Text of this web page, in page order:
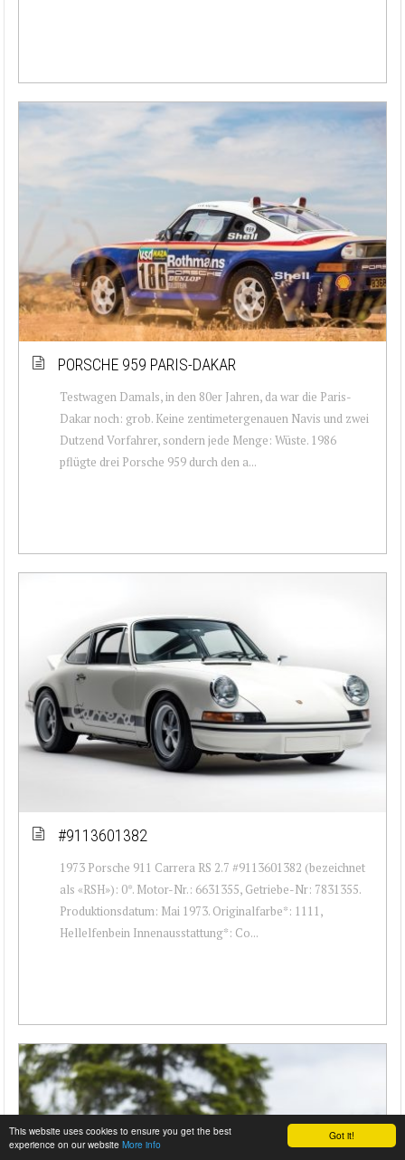
Got it!
This website uses cookies to ensure you get the best
experience on our website More info
PORSCHE 959 PARIS-DAKAR
Testwagen Damals, in den 80er Jahren, da war die Paris-
Dakar noch: grob. Keine zentimetergenauen Navis und zwei
Dutzend Vorfahrer, sondern jede Menge: Wüste. 1986
pflügte drei Porsche 959 durch den a...
#9113601382
1973 Porsche 911 Carrera RS 2.7 #9113601382 (bezeichnet
als «RSH»): 0*. Motor-Nr.: 6631355, Getriebe-Nr: 7831355.
Produktionsdatum: Mai 1973. Originalfarbe*: 1111,
Hellelfenbein Innenausstattung*: Co...